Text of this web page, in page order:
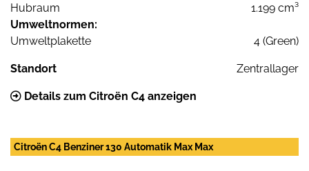
Hubraum
1.199 cm³
Umweltnormen:
Umweltplakette
4 (Green)
Standort Zentrallager
Details zum Citroën C4 anzeigen
Citroën C4 Benziner 130 Automatik Max Max